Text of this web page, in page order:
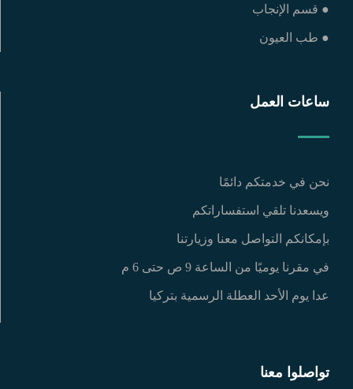
● قسم الإنجاب
● طب العيون
ساعات العمل
نحن في خدمتكم دائمًا
ويسعدنا تلقي استفساراتكم
بإمكانكم التواصل معنا وزيارتنا
في مقرنا يوميًا من الساعة 9 ص حتى 6 م
عدا يوم الأحد العطلة الرسمية بتركيا
تواصلوا معنا